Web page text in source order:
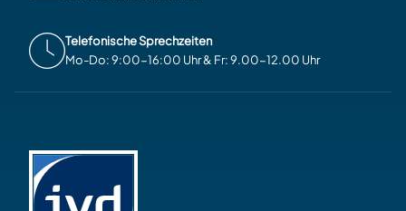
Telefonische Sprechzeiten
Mo-Do: 9:00-16:00 Uhr & Fr: 9.00-12.00 Uhr